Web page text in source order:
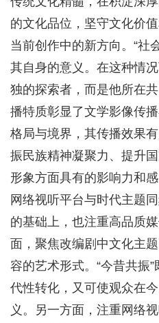
的文化品位，坚守文化价
当前创作中的新方向。“社
其自身的意义。在这种情
独的探索者，而是他所在
播特质彰显了文学影像传
格局与境界，其传播效果
振民族精神凝聚力、提升
形象方面具有的影响力和
网络视听平台与时代主题
的基础上，也注重高品质
面，聚焦改编剧中文化主
容的艺术形式。“今昔共振
代性转化，又可使观众在
义。另一方面，注重网络